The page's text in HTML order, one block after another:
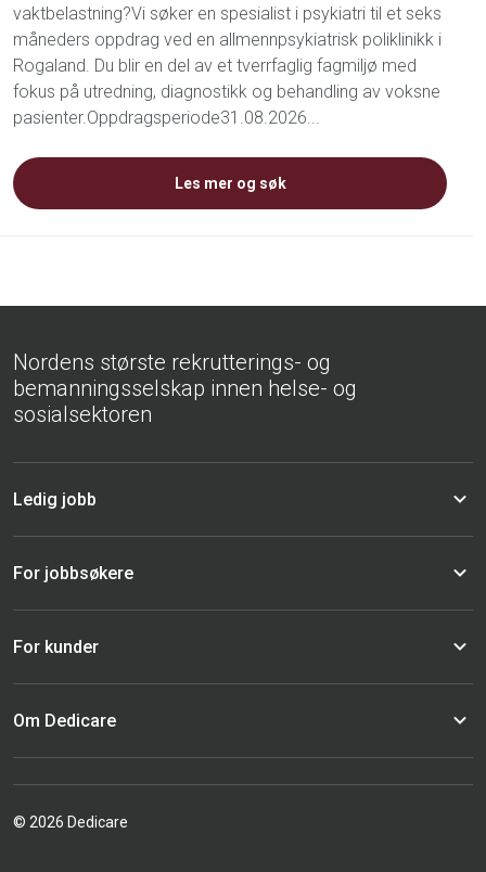
vaktbelastning?Vi søker en spesialist i psykiatri til et seks
måneders oppdrag ved en allmennpsykiatrisk poliklinikk i
Rogaland. Du blir en del av et tverrfaglig fagmiljø med
fokus på utredning, diagnostikk og behandling av voksne
pasienter.Oppdragsperiode31.08.2026...
Les mer og søk
Nordens største rekrutterings- og
bemanningsselskap innen helse- og
sosialsektoren
Ledig jobb
For jobbsøkere
For kunder
Om Dedicare
© 2026 Dedicare